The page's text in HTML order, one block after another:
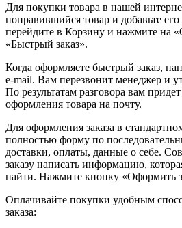
Для покупки товара в нашей
понравившийся товар и добавьте его
перейдите в Корзину и нажмите на
«Быстрый заказ».
Когда оформляете быстрый заказ,
e-mail. Вам перезвонит менеджер и
По результатам разговора вам
оформления товара на почту.
Для оформления заказа в
полностью форму по
доставки, оплаты, данные о себе.
заказу написать информацию,
найти. Нажмите кнопку «Оформить
Оплачивайте покупки удобным
заказа: